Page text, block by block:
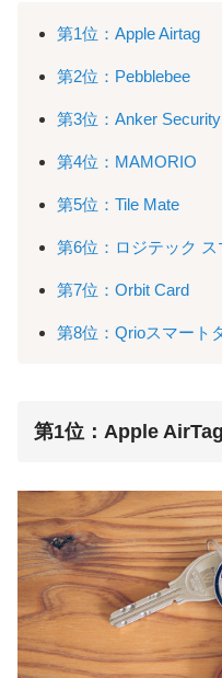
第1位：Apple Airtag
第2位：Pebblebee
第3位：Anker
第4位：MAMORIO
第5位：Tile Mate
第6位：ロジテック
第7位：Orbit Card
第8位：Qrioスマート
第1位：Apple AirTag